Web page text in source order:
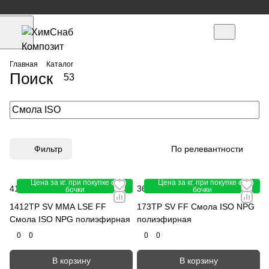
Главная Каталог
Поиск 53
Фильтр По релевантности
Цена за кг. при покупке от
бочки
414.45 руб. 460.50 руб. -10%
1412TP SV MMA LSE FF
Смола ISO NPG полиэфирная
0 0
В корзину
Цена за кг. при покупке от
бочки
366.30 руб. 407 руб. -10%
173TP SV FF Смола ISO NPG
полиэфирная
0 0
В корзину